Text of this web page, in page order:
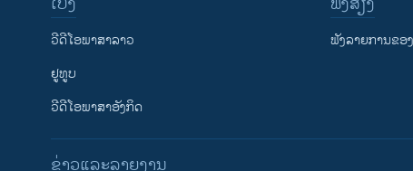
ວີດີໂອພາສາລາວ
ຢູທູບ
ວີດີໂອພາສາອັງກິດ
ຟັງລາຍການຂອ